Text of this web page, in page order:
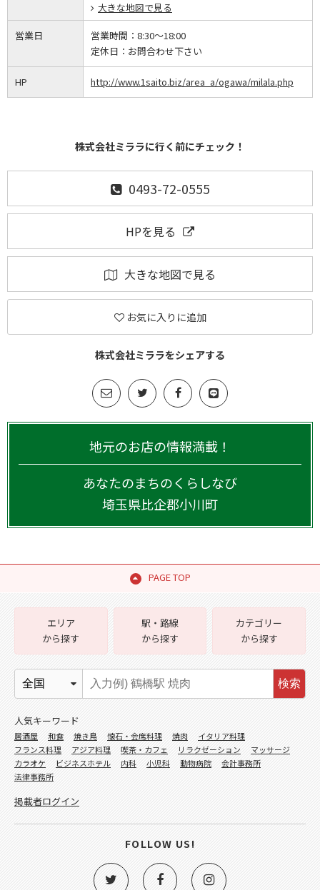
大きな地図で見る
営業日 営業時間： 8:30～18:00
定休日： お問合わせ下さい
HP http://www.1saito.biz/area_a/ogawa/milala.php
株式会社ミララに行く前にチェック！
0493-72-0555
HPを見る
大きな地図で見る
お気に入りに追加
株式会社ミララをシェアする
地元のお店の情報満載！
あなたのまちのくらしなび
埼玉県比企郡小川町
PAGE TOP
エリア
から探す
駅・路線
から探す
カテゴリー
から探す
検索
人気キーワード
居酒屋 和食 焼き鳥 懐石・会席料理 焼肉
イタリア料理
フランス料理
アジア料理 喫茶・カフェ リラクゼーション
マッサージ
カラオケ
ビジネスホテル 内科 小児科 動物病院
会計事務所
法律事務所
掲載者ログイン
FOLLOW US!